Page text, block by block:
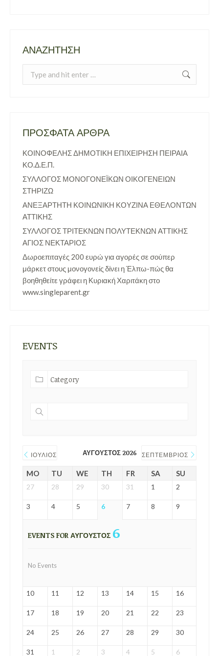
ΑΝΑΖΉΤΗΣΗ
ΠΡΌΣΦΑΤΑ ΆΡΘΡΑ
ΚΟΙΝΟΦΕΛΗΣ ΔΗΜΟΤΙΚΗ ΕΠΙΧΕΙΡΗΣΗ ΠΕΙΡΑΙΑ
ΚΟ.Δ.Ε.Π.
ΣΥΛΛΟΓΟΣ ΜΟΝΟΓΟΝΕΪΚΩΝ ΟΙΚΟΓΕΝΕΙΩΝ
ΣΤΗΡΙΖΩ
ΑΝΕΞΑΡΤΗΤΗ ΚΟΙΝΩΝΙΚΗ ΚΟΥΖΙΝΑ ΕΘΕΛΟΝΤΩΝ
ΑΤΤΙΚΗΣ
ΣΥΛΛΟΓΟΣ ΤΡΙΤΕΚΝΩΝ ΠΟΛΥΤΕΚΝΩΝ ΑΤΤΙΚΗΣ
ΑΓΙΟΣ ΝΕΚΤΑΡΙΟΣ
Δωροεπιταγές 200 ευρώ για αγορές σε σούπερ
μάρκετ στους μονογονείς δίνει η Έλπω-πώς θα
βοηθηθείτε γράφει η Κυριακή Χαριτάκη στο
www.singleparent.gr
EVENTS
ΙΟΎΛΙΟΣ ΑΎΓΟΥΣΤΟΣ 2026 ΣΕΠΤΈΜΒΡΙΟΣ
MO TU WE TH FR SA SU
27 28 29 30 31 1 2
3 4 5 6 7 8 9
EVENTS FOR ΑΎΓΟΥΣΤΟΣ 6
No Events
10 11 12 13 14 15 16
17 18 19 20 21 22 23
24 25 26 27 28 29 30
31 1 2 3 4 5 6